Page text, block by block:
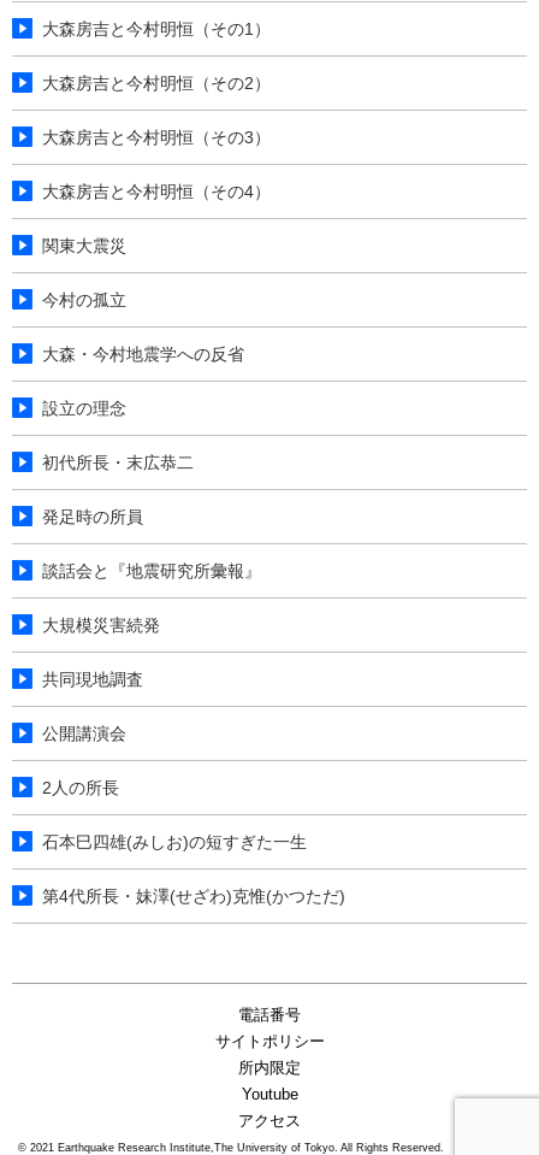
大森房吉と今村明恒（その1）
大森房吉と今村明恒（その2）
大森房吉と今村明恒（その3）
大森房吉と今村明恒（その4）
関東大震災
今村の孤立
大森・今村地震学への反省
設立の理念
初代所長・末広恭二
発足時の所員
談話会と『地震研究所彙報』
大規模災害続発
共同現地調査
公開講演会
2人の所長
石本巳四雄(みしお)の短すぎた一生
第4代所長・妹澤(せざわ)克惟(かつただ)
電話番号
サイトポリシー
所内限定
Youtube
アクセス
© 2021 Earthquake Research Institute,The University of Tokyo. All Rights Reserved.